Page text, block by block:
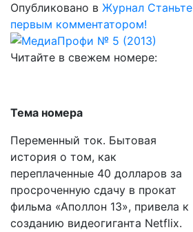
Опубликовано в Журнал Станьте
первым комментатором!
Читайте в свежем номере:
Тема номера
Переменный ток. Бытовая
история о том, как
переплаченные 40 долларов за
просроченную сдачу в прокат
фильма «Аполлон 13», привела к
созданию видеогиганта Netflix.